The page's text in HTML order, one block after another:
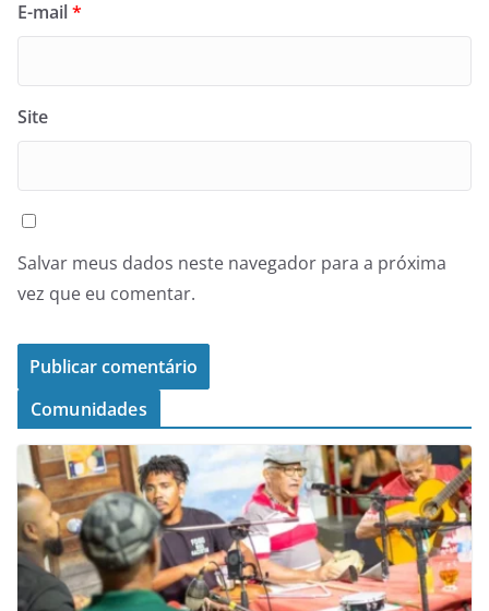
E-mail*
Site
Salvar meus dados neste navegador para a próxima
vez que eu comentar.
Comunidades